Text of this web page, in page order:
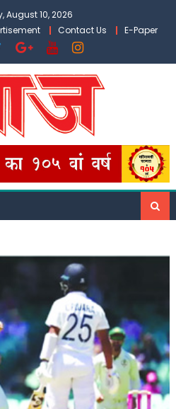
August 10, 2026
Contact Us E-Paper